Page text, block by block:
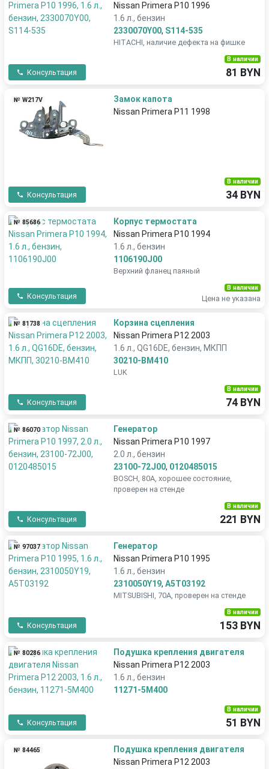
Nissan Primera P10 1996
1.6 л., бензин
2330070Y00, S114-535
HITACHI, наличие дефекта на фишке
Консультация
В наличии
81 BYN
№ W217V
Замок капота
Nissan Primera P11 1998
Консультация
В наличии
34 BYN
№ 85686
Корпус термостата
Nissan Primera P10 1994
1.6 л., бензин
1106190J00
Верхний фланец паяный
Консультация
В наличии
Цена не указана
№ 81738
Корзина сцепления
Nissan Primera P12 2003
1.6 л., QG16DE, бензин, МКПП
30210-BM410
LUK
Консультация
В наличии
74 BYN
№ 86070
Генератор
Nissan Primera P10 1997
2.0 л., бензин
23100-72J00, 0120485015
BOSCH, 80A, хорошее состояние,
проверен на стенде
Консультация
В наличии
221 BYN
№ 97037
Генератор
Nissan Primera P10 1995
1.6 л., бензин
2310050Y19, A5T03192
MITSUBISHI, 70A, проверен на стенде
Консультация
В наличии
153 BYN
№ 80286
Подушка крепления двигателя
Nissan Primera P12 2003
1.6 л., бензин
11271-5M400
Консультация
В наличии
51 BYN
№ 84465
Подушка крепления двигателя
Nissan Primera P12 2003